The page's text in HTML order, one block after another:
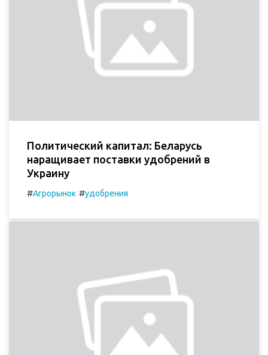
Политический капитал: Беларусь
наращивает поставки удобрений в
Украину
#Агрорынок #удобрения